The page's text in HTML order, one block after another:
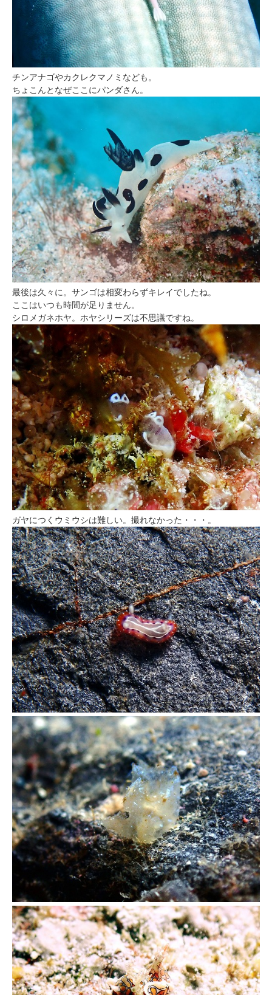
チンアナゴやカクレクマノミなども。
ちょこんとなぜここにパンダさん。
最後は久々に。サンゴは相変わらずキレイでしたね。
ここはいつも時間が足りません。
シロメガネホヤ。ホヤシリーズは不思議ですね。
ガヤにつくウミウシは難しい。撮れなかった・・・。